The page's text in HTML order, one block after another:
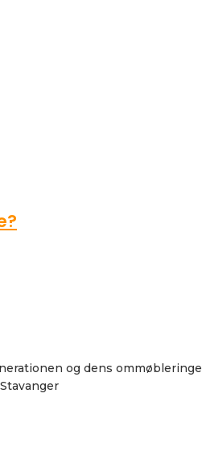
og dens